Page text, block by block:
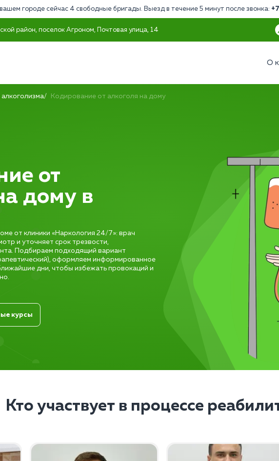
городе сейчас 4 свободные бригады. Выезд в течение 5 минут после звонка:
район, поселок Агроном, Почтовая улица, 14
О
Кодирование от алкоголя на дому
от
дому в
от клиники «Наркология 24/7»: врач
и уточняет срок трезвости,
Подбираем подходящий вариант
оформляем информированное
дни, чтобы избежать провокаций и
курсы
Кто участвует в процессе